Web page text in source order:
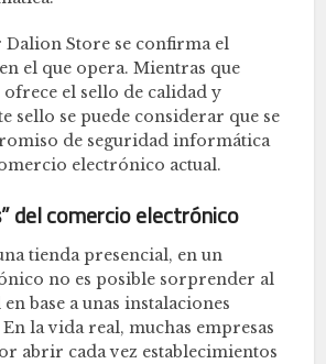
Dalion Store se confirma el
el que opera. Mientras que
el sello de calidad y
sello se puede considerar que se
de seguridad informática
electrónico actual.
del comercio electrónico
tienda presencial, en un
no es posible sorprender al
base a unas instalaciones
la vida real, muchas empresas
abrir cada vez establecimientos